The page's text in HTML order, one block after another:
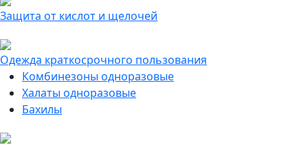
Защита от кислот и щелочей
Одежда краткосрочного пользования
Комбинезоны одноразовые
Халаты одноразовые
Бахилы